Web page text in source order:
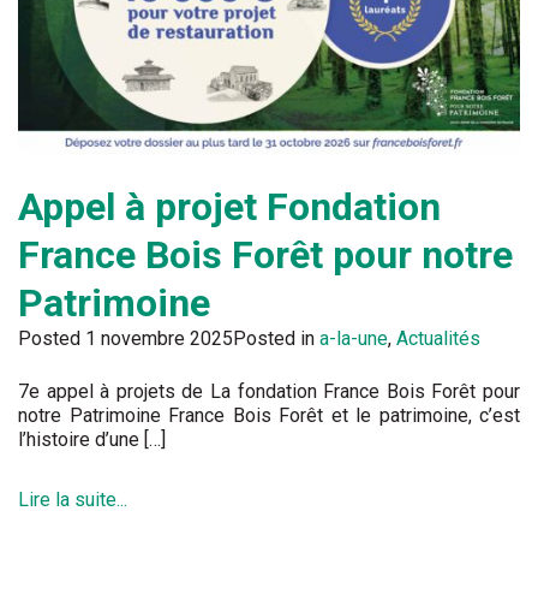
Appel à projet Fondation
France Bois Forêt pour notre
Patrimoine
Posted 1 novembre 2025 Posted in a-la-une, Actualités
7e appel à projets de La fondation France Bois Forêt pour
notre Patrimoine France Bois Forêt et le patrimoine, c’est
l’histoire d’une […]
Lire la suite...